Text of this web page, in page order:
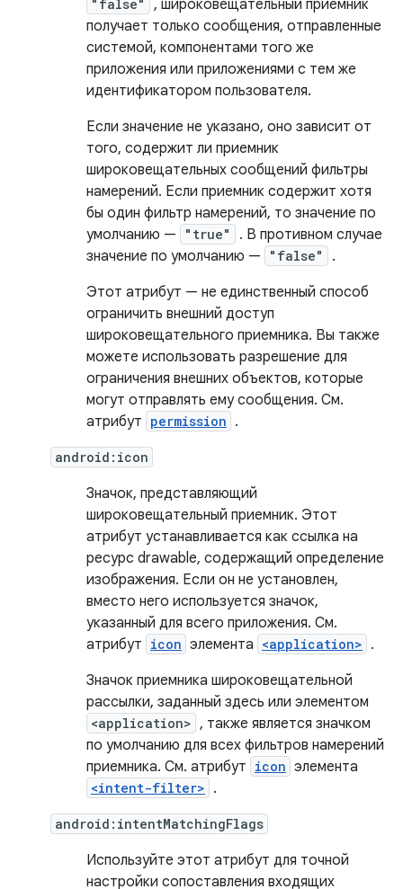
"false"
, широковещательный приемник
получает только сообщения, отправленные
системой, компонентами того же
приложения или приложениями с тем же
идентификатором пользователя.
Если значение не указано, оно зависит от
того, содержит ли приемник
широковещательных сообщений фильтры
намерений. Если приемник содержит хотя
бы один фильтр намерений, то значение по
умолчанию —
"true"
. В противном случае
значение по умолчанию —
"false"
.
Этот атрибут — не единственный способ
ограничить внешний доступ
широковещательного приемника. Вы также
можете использовать разрешение для
ограничения внешних объектов, которые
могут отправлять ему сообщения. См.
атрибут permission .
android:icon
Значок, представляющий
широковещательный приемник. Этот
атрибут устанавливается как ссылка на
ресурс drawable, содержащий определение
изображения. Если он не установлен,
вместо него используется значок,
указанный для всего приложения. См.
атрибут icon элемента <application> .
Значок приемника широковещательной
рассылки, заданный здесь или элементом
<application> , также является значком
по умолчанию для всех фильтров намерений
приемника. См. атрибут icon элемента
<intent-filter> .
android:intentMatchingFlags
Используйте этот атрибут для точной
настройки сопоставления входящих